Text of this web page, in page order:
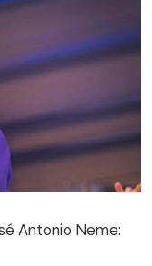
Antonio Neme: